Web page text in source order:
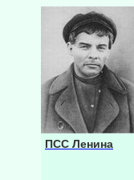
ПСС Ленина